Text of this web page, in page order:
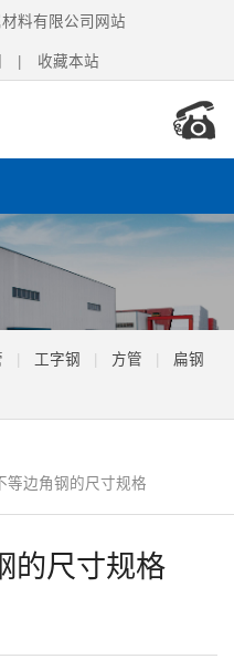
料有限公司网站
| 收藏本站
| 工字钢 | 方管 |
扁钢
等边角钢的尺寸规格
的尺寸规格